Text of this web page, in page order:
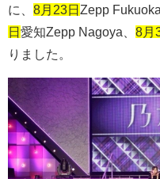
に、 8月23日 Zepp Fukuoka
日 愛知Zepp Nagoya 8月
りました。